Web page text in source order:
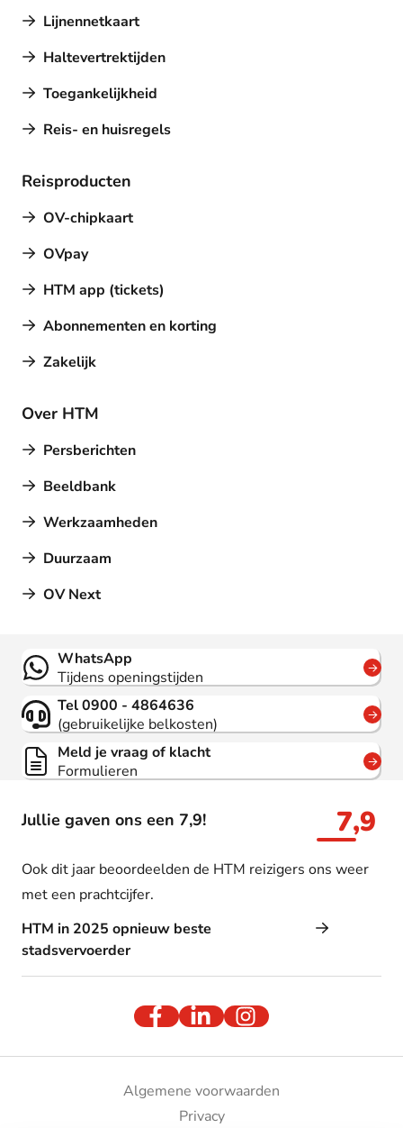
Lijnennetkaart
Haltevertrektijden
Toegankelijkheid
Reis- en huisregels
Reisproducten
OV-chipkaart
OVpay
HTM app (tickets)
Abonnementen en korting
Zakelijk
Over HTM
Persberichten
Beeldbank
Werkzaamheden
Duurzaam
OV Next
Jullie gaven ons een 7,9! 7,9
Ook dit jaar beoordeelden de HTM reizigers ons weer
met een prachtcijfer.
HTM in 2025 opnieuw beste
stadsvervoerder
Contact
WhatsApp
Tijdens openingstijden
Tel 0900 - 4864636
(gebruikelijke belkosten)
Meld je vraag of klacht
Formulieren
Algemene voorwaarden
Privacy